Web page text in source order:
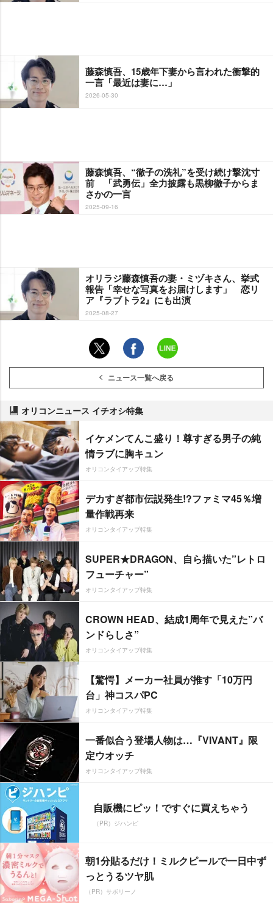
藤森慎吾、15歳年下妻から言われた衝撃的
一言「最近は妻に…」
2026-05-30
藤森慎吾、“徹子の洗礼”を受け続け撃沈寸
前 「武勇伝」全力披露も黒柳徹子からま
さかの一言
2025-09-16
オリラジ藤森慎吾の妻・ミヅキさん、挙式
報告「幸せな写真をお届けします」 恋リ
ア『ラブトラ2』にも出演
2025-08-27
ニュース一覧へ戻る
オリコンニュース イチオシ特集
イケメンてんこ盛り！尊すぎる男子の純
情ラブに胸キュン
オリコンタイアップ特集
デカすぎ都市伝説発生!?ファミマ45％増
量作戦再来
オリコンタイアップ特集
SUPER★DRAGON、自ら描いた”レトロ
フューチャー”
オリコンタイアップ特集
CROWN HEAD、結成1周年で見えた”バ
ンドらしさ”
オリコンタイアップ特集
【驚愕】メーカー社員が推す「10万円
台」神コスパPC
オリコンタイアップ特集
一番似合う登場人物は…『VIVANT』限
定ウオッチ
オリコンタイアップ特集
自販機にピッ！ですぐに買えちゃう
（PR）ジハンピ
朝1分貼るだけ！ミルクピールで一日中ず
っとうるツヤ肌
（PR）サボリーノ